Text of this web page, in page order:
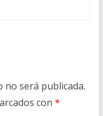
no será publicada.
con *